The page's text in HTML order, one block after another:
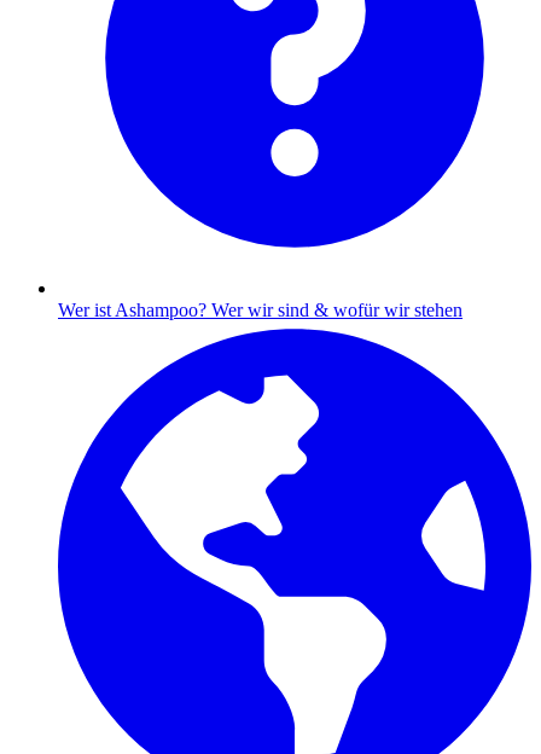
Wer ist Ashampoo? Wer wir sind & wofür wir stehen